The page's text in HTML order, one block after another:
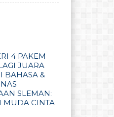
4 PAKEM
JUARA
BAHASA &
SLEMAN:
MUDA CINTA